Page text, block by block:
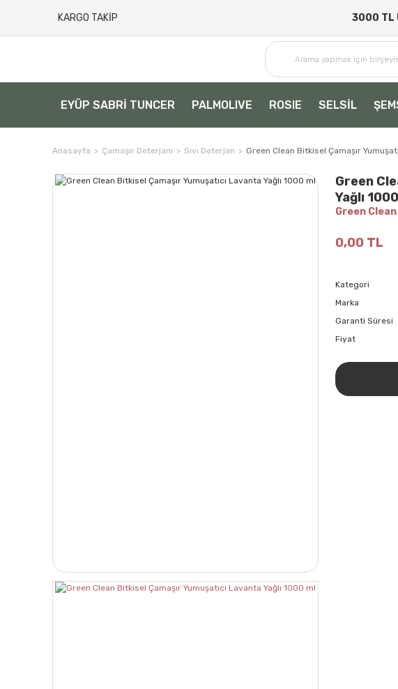
KARGO TAKİP 3000 TL
EYÜP SABRİ TUNCER PALMOLIVE ROSIE SELSİL
Anasayfa Çamaşır Deterjanı Sıvı Deterjan Green Clean Bitkisel Çamaşır
Green
Yağlı
Green Clean
0,00 TL
Kategori
Marka
Garanti Süresi
Fiyat